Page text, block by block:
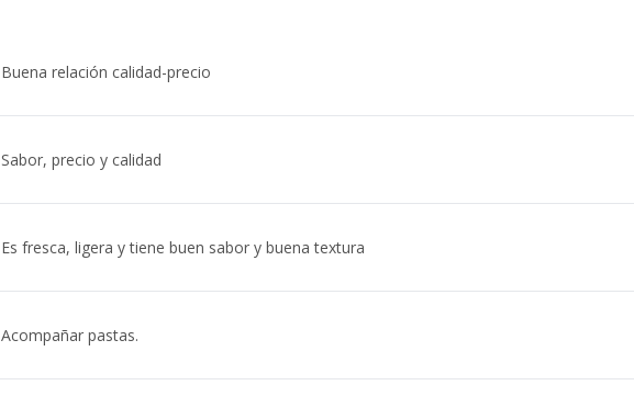
Buena relación calidad-precio
Sabor, precio y calidad
Es fresca, ligera y tiene buen sabor y buena textura
Acompañar pastas.